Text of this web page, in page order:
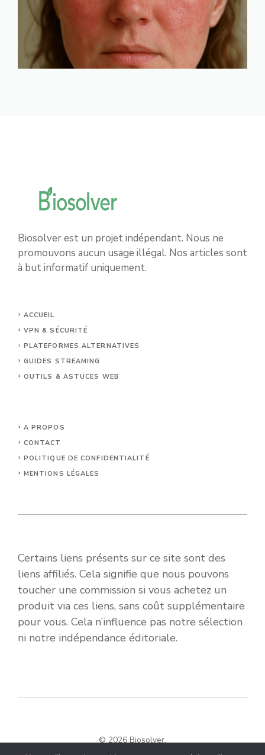
Biosolver est un projet indépendant. Nous ne
promouvons aucun usage illégal. Nos articles sont
à but informatif uniquement.
ACCUEIL
VPN & SÉCURITÉ
PLATEFORMES ALTERNATIVES
GUIDES STREAMING
OUTILS & ASTUCES WEB
A PROPOS
CONTACT
POLITIQUE DE CONFIDENTIALITÉ
MENTIONS LÉGALES
Certains liens présents sur ce site sont des
liens affiliés. Cela signifie que nous pouvons
toucher une commission si vous achetez un
produit via ces liens, sans coût supplémentaire
pour vous. Cela n’influence pas notre sélection
ni notre indépendance éditoriale.
© 2026 Biosolver.